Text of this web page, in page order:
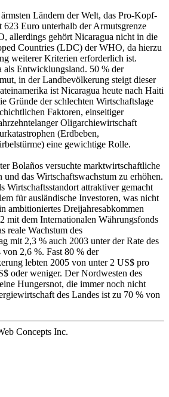
Ländern der Welt, das Pro-Kopf-
Euro unterhalb der Armutsgrenze
allerdings gehört Nicaragua nicht in die
Countries (LDC) der WHO, da hierzu
weiterer Kriterien erforderlich ist.
Entwicklungsland. 50 % der
in der Landbevölkerung steigt dieser
ist Nicaragua heute nach Haiti
Gründe der schlechten Wirtschaftslage
Faktoren, einseitiger
Oligarchiewirtschaft
(Erdbeben,
eine gewichtige Rolle.
Bolaños versuchte marktwirtschaftliche
das Wirtschaftswachstum zu erhöhen.
Wirtschaftsstandort attraktiver gemacht
für ausländische Investoren, was nicht
ambitioniertes Dreijahresabkommen
mit dem Internationalen Währungsfonds
reale Wachstum des
mit 2,3 % auch 2003 unter der Rate des
2,6 %. Fast 80 % der
lebten 2005 von unter 2 US$ pro
oder weniger. Der Nordwesten des
Hungersnot, die immer noch nicht
des Landes ist zu 70 % von
Concepts Inc.